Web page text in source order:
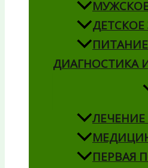
ДИАГНОСТИКА
ПЕРВАЯ